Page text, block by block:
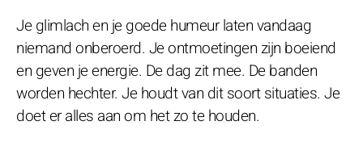
Je glimlach en je goede humeur laten vandaag
niemand onberoerd. Je ontmoetingen zijn boeiend
en geven je energie. De dag zit mee. De banden
worden hechter. Je houdt van dit soort situaties. Je
doet er alles aan om het zo te houden.